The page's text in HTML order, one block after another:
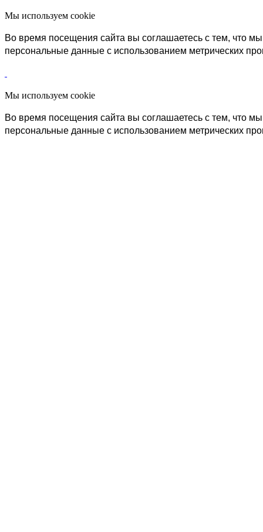
Мы используем cookie
Во время посещения сайта вы соглашаетесь с тем, что
персональные данные с использованием метрических
Мы используем cookie
Во время посещения сайта вы соглашаетесь с тем, что
персональные данные с использованием метрических